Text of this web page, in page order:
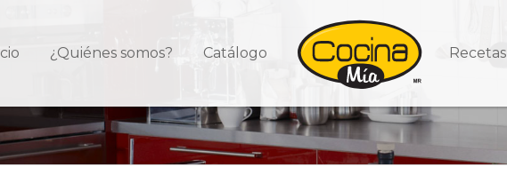
¿Quiénes somos? Catálogo Recetas